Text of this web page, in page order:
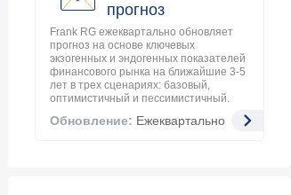
прогноз
Frank RG ежеквартально обновляет
прогноз на основе ключевых
экзогенных и эндогенных показателей
финансового рынка на ближайшие 3-5
лет в трех сценариях: базовый,
оптимистичный и пессимистичный.
Обновление: Ежеквартально